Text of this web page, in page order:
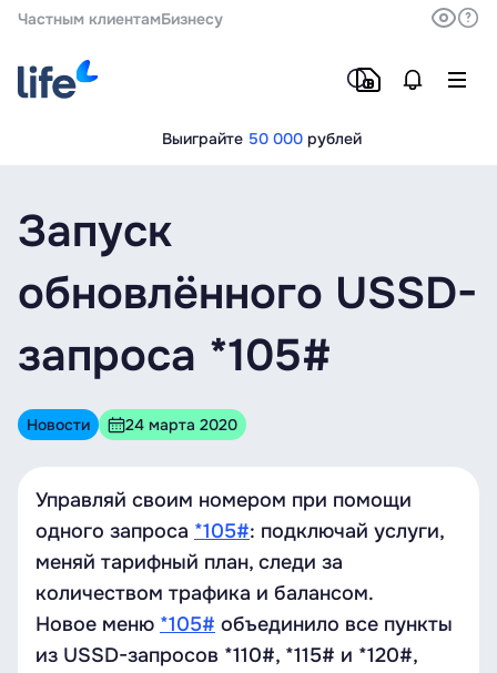
Частным клиентамБизнесу
Выиграйте 50 000 рублей
Запуск
обновлённого USSD-
запроса *105#
Новости 24 марта 2020
Управляй своим номером при помощи
одного запроса *105#: подключай услуги,
меняй тарифный план, следи за
количеством трафика и балансом.
Новое меню *105# объединило все пункты
из USSD-запросов *110#, *115# и *120#,